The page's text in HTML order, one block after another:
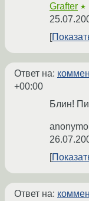
Grafter ★
Ответ на:
+00:00
Блин!
Ответ на: